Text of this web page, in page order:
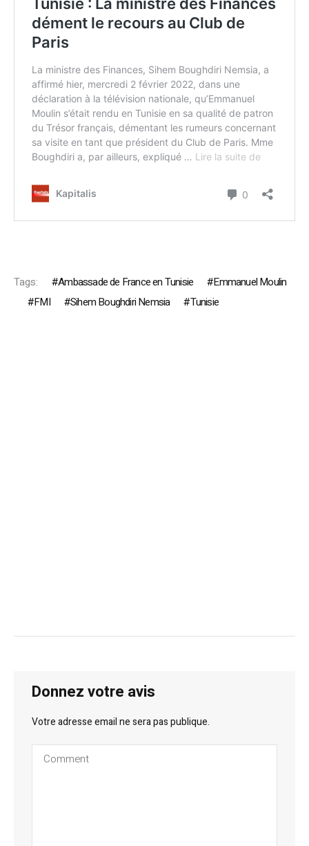
Tags: Ambassade de France en Tunisie
Emmanuel Moulin
FMI
Sihem Boughdiri Nemsia Tunisie
Donnez votre avis
Votre adresse email ne sera pas publique.